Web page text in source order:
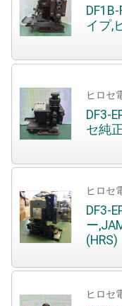
イプ,
ヒロセ
DF3-
セ純
ヒロセ
DF3-
ー
(HRS)
ヒロセ